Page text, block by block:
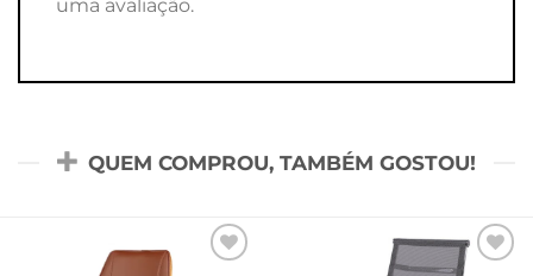
uma avaliação.
QUEM COMPROU, TAMBÉM GOSTOU!
Add to
Add to